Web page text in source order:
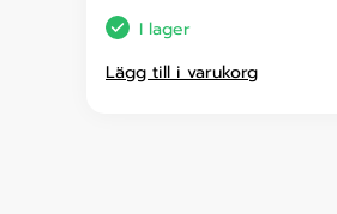
I lager
Lägg till i varukorg